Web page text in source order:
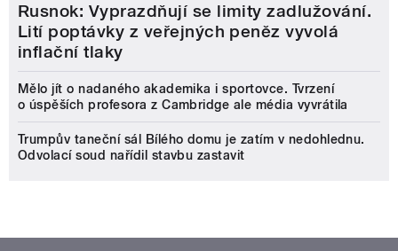
Rusnok: Vyprazdňují se limity zadlužování.
Lití poptávky z veřejných peněz vyvolá
inflační tlaky
Mělo jít o nadaného akademika i sportovce. Tvrzení
o úspěších profesora z Cambridge ale média vyvrátila
Trumpův taneční sál Bílého domu je zatím v nedohlednu.
Odvolací soud nařídil stavbu zastavit